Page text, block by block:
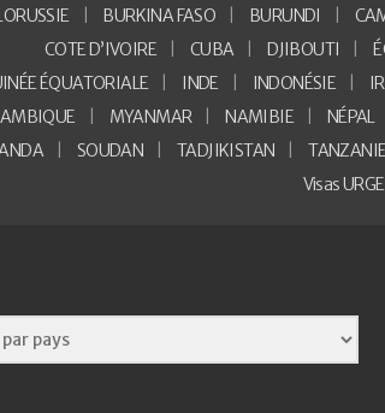
BURKINA FASO BURUNDI
COTE D’IVOIRE
CUBA DJIBOUTI
ÉQUATORIALE
INDE INDONÉSIE
MYANMAR NAMIBIE NÉPAL
SOUDAN TADJIKISTAN
Visas